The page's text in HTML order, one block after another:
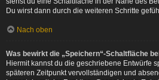
Du wirst dann durch die weiteren Schritte
Nach oben
Was bewirkt die „Speichern“-Schaltfläche
Hiermit kannst du die geschriebene Entwürfe
späteren Zeitpunkt vervollständigen und